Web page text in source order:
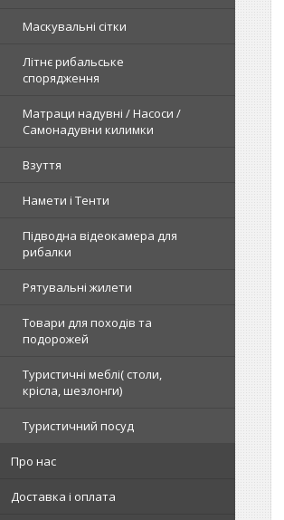
Маскувальні сітки
Літнє рибальське
спорядження
Матраци надувні / Насоси /
Самонадувни килимки
Взуття
Намети і Тенти
Підводна відеокамера для
рибалки
Рятувальні жилети
Товари для походів та
подорожей
Туристичні меблі( столи,
крісла, шезлонги)
Туристичний посуд
Про нас
Доставка і оплата